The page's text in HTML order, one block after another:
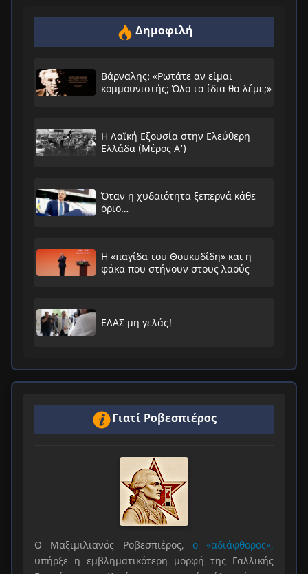
Δημοφιλή
Βάρναλης: «Ρωτάτε αν είμαι
κομμουνιστής; Όλο τα ίδια θα λέμε;»
Η Λαϊκή Εξουσία στην Ελεύθερη
Ελλάδα (Μέρος Α’)
Όταν η χυδαιότητα ξεπερνά κάθε
όριο…
Η «παγίδα του Θουκυδίδη» και η
φάκα που στήνουν στους λαούς
ΕΛΑΣ μη γελάς!
Γιατί Ροβεσπιέρος
Ο Μαξιμιλιανός Ροβεσπιέρος, ο «αδιάφθορος»,
υπήρξε η εμβληματικότερη μορφή της Γαλλικής